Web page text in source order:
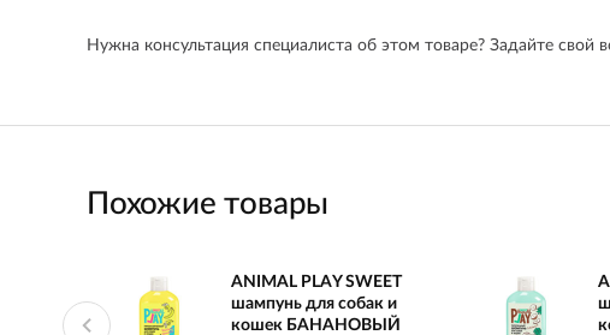
Нужна консультация специалиста об этом товаре? Задайте свой
Похожие товары
ANIMAL PLAY SWEET
шампунь для собак и
кошек БАНАНОВЫЙ